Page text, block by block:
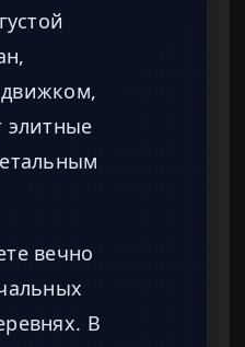
элитные
вечно
В